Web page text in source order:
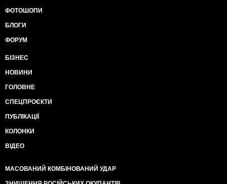
ФОТОШОПИ
БЛОГИ
ФОРУМ
БІЗНЕС
НОВИНИ
ГОЛОВНЕ
СПЕЦПРОЄКТИ
ПУБЛІКАЦІЇ
КОЛОНКИ
ВІДЕО
МАСОВАНИЙ КОМБІНОВАНИЙ УДАР